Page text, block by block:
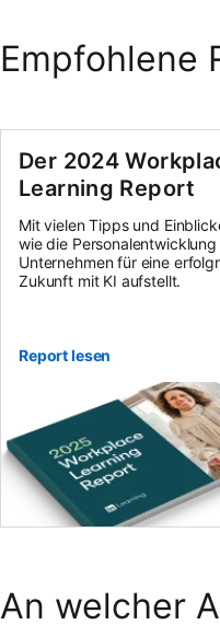
Empfohlene
Der 2024
Learning Report
Mit vielen Tipps und
wie die Personalentwicklung
Unternehmen für eine
Zukunft mit KI aufstellt.
Report lesen
An welcher